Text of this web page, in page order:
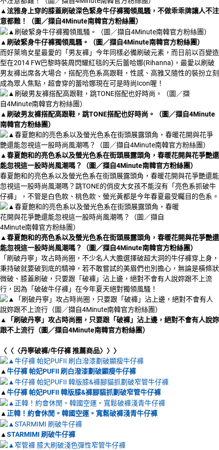
▲泫雅身上穿的膝蓋刷破深色緊身牛仔褲獨領風騷，不做乖乖牌讓人不注
意都難！（圖／擷自4Minute南韓官方粉絲團）
▲ 刷破緊身牛仔褲獨領風騷。（圖／擷自4Minute南韓官方粉絲團）
而好萊塢女星最愛的「男友褲」今年同樣必備刷破元素，而日前以百變造
型在2014 FW巴黎時裝周閃耀紅毯的天后蕾哈娜(Rihanna)，最愛以刷破
男友褲出席各大場合，搭配亮色系高跟鞋，性感、高雅又隨性的裝扮立刻
成為眾人焦點，超會穿的蕾哈娜現在可是時尚Icon喔！
▲ 刷破男友褲搭配高跟鞋，跳TONE搭配也好時尚。（圖／擷自4Minute
南韓官方粉絲團）
▲春夏飽和的亮色系以及螢光色系在街頭展露頭角，春暖花開與花爭艷還
能忽視這一股時尚風潮嗎？（圖／擷自4Minute南韓官方粉絲團）
春夏飽和的亮色系以及螢光色系在街頭展露頭角，春暖花開與花爭艷還能
忽視這一股時尚風潮嗎？跳TONE的俏皮大女孩不能沒有「亮色系抓破牛
仔褲」，不管是白色款、桃色款、螢光黃都是今年春夏最受矚目的色系。
▲春夏飽和的亮色系以及螢光色系在街頭展露頭角，春暖花開與花爭艷還
能忽視這一股時尚風潮嗎？（圖／擷自4Minute南韓官方粉絲團）
「刷破丹寧」攻占時尚圈，不少名人大膽選擇破超大洞的牛仔褲穿上身，
秉持破就要破到底的精神，若不敢嘗試的美眉們也別擔心，無論是橫條狀
微破、膝蓋刷破，只要跟「破褲」沾上邊，絕對不會有人說妳跟不上流
行，因為「破破牛仔褲」在今年夏天絕對獨領風騷！
▲ 「刷破丹寧」攻占時尚圈， 只要跟「破褲」沾上邊，絕對不會有人說妳
跟不上流行 （圖／擷自4Minute南韓官方粉絲團）
〈〈〈丹寧破褲/牛仔褲 推薦商品〉〉〉
▲牛仔褲 帕妃PUFII 刷白潑漆劃破顯瘦牛仔褲
▲牛仔褲 帕妃PUFII 韓版膝&褲腳貓抓劃破窄管牛仔褲
▲ 正韓！約會休閒。韓國空運。寬鬆破褲淺青牛仔褲
▲STARMIMI 刷破牛仔褲